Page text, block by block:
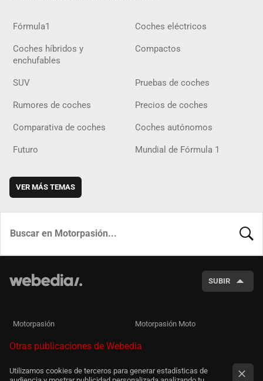
Fórmula1 Coches eléctricos
Coches híbridos y
enchufables
Compactos
SUV Pruebas de coches
Rumores de coches Precios de coches
Comparativa de coches Coches autónomos
Futuro Mundial de Fórmula 1
VER MÁS TEMAS
SUBIR
Motorpasión Motorpasión Moto
Otras publicaciones de Webedia
Utilizamos cookies de terceros para generar estadísticas de